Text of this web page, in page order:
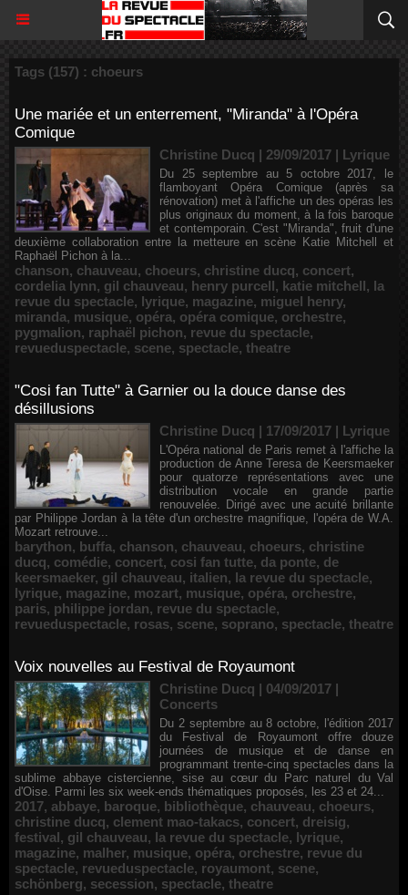
Tags (157) : choeurs
Une mariée et un enterrement, "Miranda" à l'Opéra
Comique
Christine Ducq | 29/09/2017 | Lyrique
Du 25 septembre au 5 octobre 2017, le
flamboyant Opéra Comique (après sa
rénovation) met à l'affiche un des opéras les
plus originaux du moment, à la fois baroque
et contemporain. C'est "Miranda", fruit d'une
deuxième collaboration entre la metteure en scène Katie Mitchell et
Raphaël Pichon à la...
chanson, chauveau, choeurs, christine ducq, concert,
cordelia lynn, gil chauveau, henry purcell, katie mitchell, la
revue du spectacle, lyrique, magazine, miguel henry,
miranda, musique, opéra, opéra comique, orchestre,
pygmalion, raphaël pichon, revue du spectacle,
revueduspectacle, scene, spectacle, theatre
"Cosi fan Tutte" à Garnier ou la douce danse des
désillusions
Christine Ducq | 17/09/2017 | Lyrique
L'Opéra national de Paris remet à l'affiche la
production de Anne Teresa de Keersmaeker
pour quatorze représentations avec une
distribution vocale en grande partie
renouvelée. Dirigé avec une acuité brillante
par Philippe Jordan à la tête d'un orchestre magnifique, l'opéra de W.A.
Mozart retrouve...
barython, buffa, chanson, chauveau, choeurs, christine
ducq, comédie, concert, cosi fan tutte, da ponte, de
keersmaeker, gil chauveau, italien, la revue du spectacle,
lyrique, magazine, mozart, musique, opéra, orchestre,
paris, philippe jordan, revue du spectacle,
revueduspectacle, rosas, scene, soprano, spectacle, theatre
Voix nouvelles au Festival de Royaumont
Christine Ducq | 04/09/2017 |
Concerts
Du 2 septembre au 8 octobre, l'édition 2017
du Festival de Royaumont offre douze
journées de musique et de danse en
programmant trente-cinq spectacles dans la
sublime abbaye cistercienne, sise au cœur du Parc naturel du Val
d'Oise. Parmi les six week-ends thématiques proposés, les 23 et 24...
2017, abbaye, baroque, bibliothèque, chauveau, choeurs,
christine ducq, clement mao-takacs, concert, dreisig,
festival, gil chauveau, la revue du spectacle, lyrique,
magazine, malher, musique, opéra, orchestre, revue du
spectacle, revueduspectacle, royaumont, scene,
schönberg, secession, spectacle, theatre